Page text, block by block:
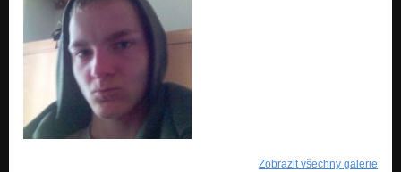
Zobrazit všechny galerie